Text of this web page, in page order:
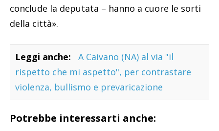
conclude la deputata – hanno a cuore le sorti
della città».
Leggi anche:
A Caivano (NA) al via "il
rispetto che mi aspetto", per contrastare
violenza, bullismo e prevaricazione
Potrebbe interessarti anche: